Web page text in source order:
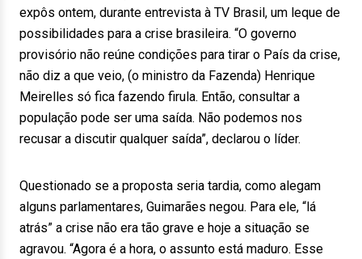
expôs ontem, durante entrevista à TV Brasil, um leque de
possibilidades para a crise brasileira. “O governo
provisório não reúne condições para tirar o País da crise,
não diz a que veio, (o ministro da Fazenda) Henrique
Meirelles só fica fazendo firula. Então, consultar a
população pode ser uma saída. Não podemos nos
recusar a discutir qualquer saída”, declarou o líder.
Questionado se a proposta seria tardia, como alegam
alguns parlamentares, Guimarães negou. Para ele, “lá
atrás” a crise não era tão grave e hoje a situação se
agravou. “Agora é a hora, o assunto está maduro. Esse